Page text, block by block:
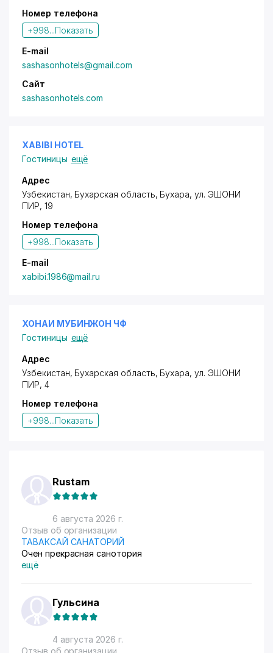
Номер телефона
+998...Показать
E-mail
sashasonhotels@gmail.com
Сайт
sashasonhotels.com
XABIBI HOTEL
Гостиницы ещё
Адрес
Узбекистан, Бухарская область, Бухара,ул. ЭШОНИ
ПИР, 19
Номер телефона
+998...Показать
E-mail
xabibi.1986@mail.ru
ХОНАИ МУБИНЖОН ЧФ
Гостиницы ещё
Адрес
Узбекистан, Бухарская область, Бухара,ул. ЭШОНИ
ПИР, 4
Номер телефона
+998...Показать
Rustam
6 августа 2026 г.
Отзыв об организации
ТАВАКСАЙ САНАТОРИЙ
Очен прекрасная санотория
ещё
Гульсина
4 августа 2026 г.
Отзыв об организации